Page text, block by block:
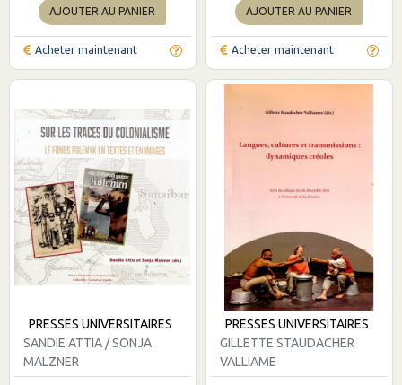
AJOUTER AU PANIER
Acheter maintenant
AJOUTER AU PANIER
Acheter maintenant
PRESSES UNIVERSITAIRES
SANDIE ATTIA / SONJA
MALZNER
PRESSES UNIVERSITAIRES
GILLETTE STAUDACHER
VALLIAME